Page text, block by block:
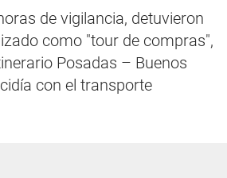
de vigilancia, detuvieron
como "tour de compras",
Posadas – Buenos
con el transporte